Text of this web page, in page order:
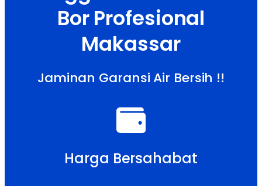
Bor Profesional
Makassar
Jaminan Garansi Air Bersih !!
Harga Bersahabat